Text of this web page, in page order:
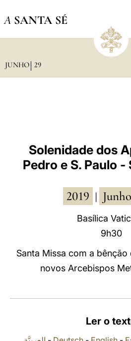
A SANTA SÉ
JUNHO 29
Solenidade dos
Pedro e S. Paulo -
2019 Junho
Basílica
9h30
Santa Missa com a
novos Arcebispos
Ler o